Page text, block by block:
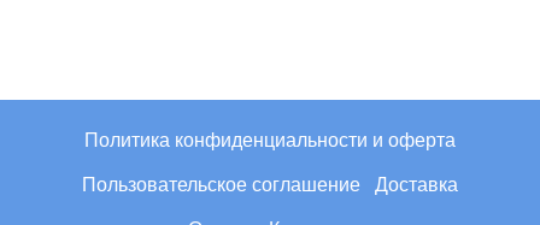
Политика конфиденциальности и оферта
Пользовательское соглашение Доставка